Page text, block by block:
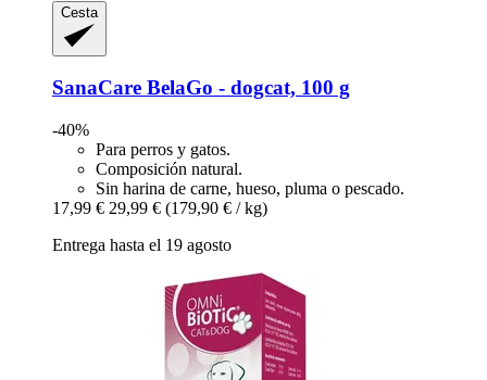
Cesta
SanaCare BelaGo -​ dogcat, 100 g
-40%
Para perros y gatos.
Composición natural.
Sin harina de carne, hueso, pluma o pescado.
17,99 € 29,99 € (179,90 € / kg)
Entrega hasta el 19 agosto